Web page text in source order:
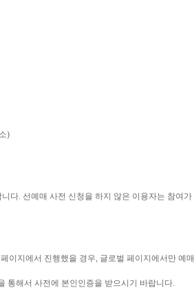
)
니다. 선예매 사전 신청을 하지 않은 이용자는 참여가
이지에서 진행했을 경우, 글로벌 페이지에서만 예매
통해서 사전에 본인인증을 받으시기 바랍니다.